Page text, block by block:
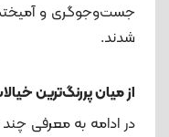
جست‌وجوگری و
شدند.
از میان پررنگ‌ترین
در ادامه به معرفی